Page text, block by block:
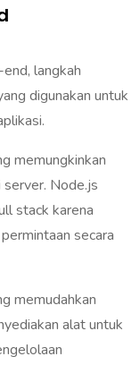
langkah
digunakan untuk
memungkinkan
server. Node.js
stack karena
secara
memudahkan
alat untuk